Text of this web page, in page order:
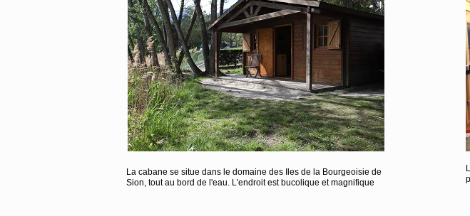
La cabane se situe dans le domaine des Iles de la Bourgeoisie de
Sion, tout au bord de l'eau. L'endroit est bucolique et magnifique